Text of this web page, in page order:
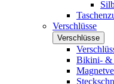
Verschlüsse
Verschlüsse
Bikini- &